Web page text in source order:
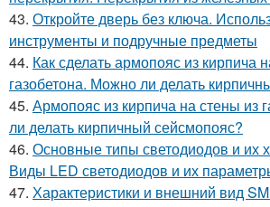
43. Откройте дверь без ключа.
инструменты и подручные предметы
44. Как сделать армопояс из кирпича
газобетона. Можно ли делать
45. Армопояс из кирпича на стены из
ли делать кирпичный сейсмопояс?
46. Основные типы светодиодов и их
Виды LED светодиодов и их
47. Характеристики и внешний вид